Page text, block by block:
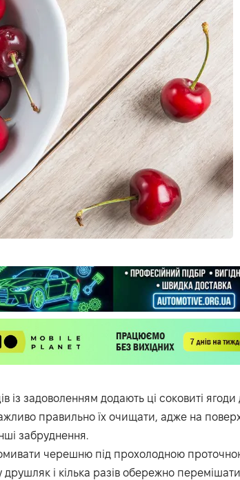
із задоволенням додають ці соковиті ягоди
правильно їх очищати, адже на
забруднення.
черешню під прохолодною
і кілька разів обережно перемішати